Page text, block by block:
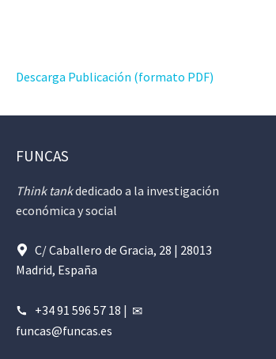
Descarga Publicación (formato PDF)
FUNCAS
Think tankdedicado a la investigación
económica y social
C/ Caballero de Gracia, 28 | 28013
Madrid, España
+34 91 596 57 18 |
funcas@funcas.es